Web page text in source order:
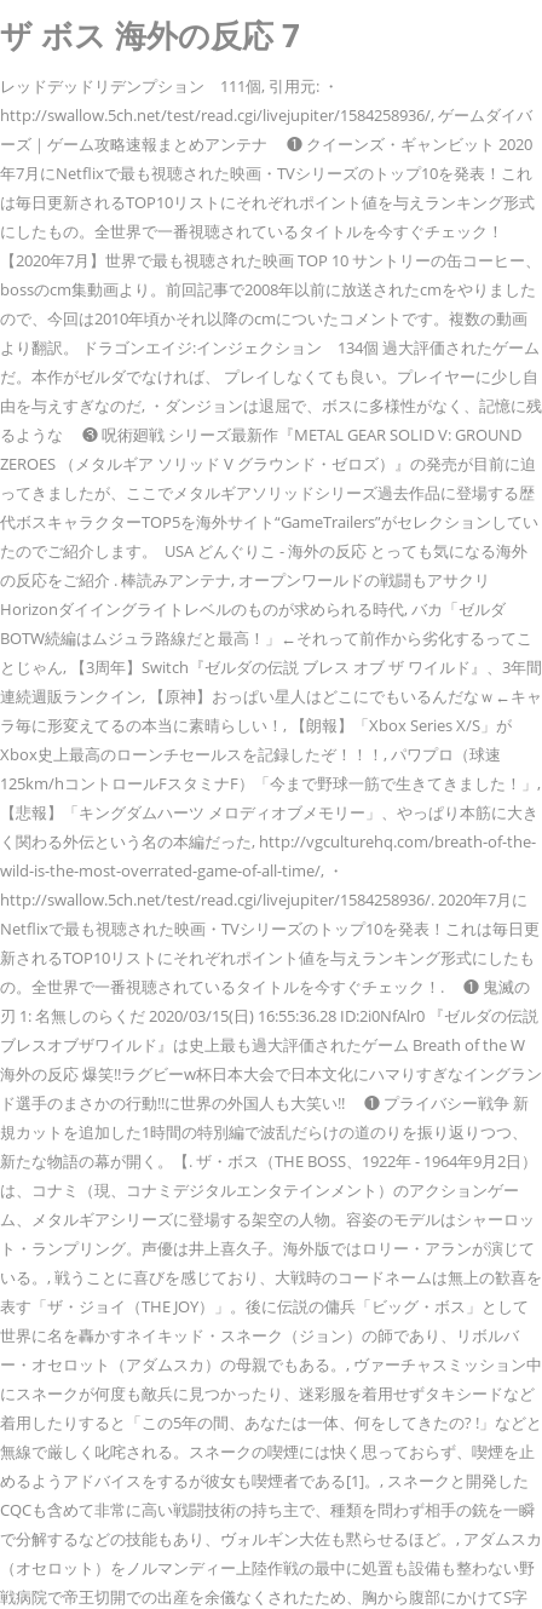
ザ ボス 海外の反応 7
レッドデッドリデンプション 111個, 引用元: ・
http://swallow.5ch.net/test/read.cgi/livejupiter/1584258936/, ゲームダイバ
ーズ｜ゲーム攻略速報まとめアンテナ ❶ クイーンズ・ギャンビット 2020
年7月にNetflixで最も視聴された映画・TVシリーズのトップ10を発表！これ
は毎日更新されるTOP10リストにそれぞれポイント値を与えランキング形式
にしたもの。全世界で一番視聴されているタイトルを今すぐチェック！
【2020年7月】世界で最も視聴された映画 TOP 10 サントリーの缶コーヒー、
bossのcm集動画より。前回記事で2008年以前に放送されたcmをやりました
ので、今回は2010年頃かそれ以降のcmについたコメントです。複数の動画
より翻訳。 ドラゴンエイジ:インジェクション 134個 過大評価されたゲーム
だ。本作がゼルダでなければ、 プレイしなくても良い。プレイヤーに少し自
由を与えすぎなのだ, ・ダンジョンは退屈で、ボスに多様性がなく、記憶に残
るような ❸ 呪術廻戦 シリーズ最新作『METAL GEAR SOLID V: GROUND
ZEROES （メタルギア ソリッド V グラウンド・ゼロズ）』の発売が目前に迫
ってきましたが、ここでメタルギアソリッドシリーズ過去作品に登場する歴
代ボスキャラクターTOP5を海外サイト“GameTrailers”がセレクションしてい
たのでご紹介します。 USA どんぐりこ - 海外の反応 とっても気になる海外
の反応をご紹介 . 棒読みアンテナ, オープンワールドの戦闘もアサクリ
Horizonダイイングライトレベルのものが求められる時代, バカ「ゼルダ
BOTW続編はムジュラ路線だと最高！」←それって前作から劣化するってこ
とじゃん, 【3周年】Switch『ゼルダの伝説 ブレス オブ ザ ワイルド』、3年間
連続週販ランクイン, 【原神】おっぱい星人はどこにでもいるんだなｗ←キャ
ラ毎に形変えてるの本当に素晴らしい！, 【朗報】「Xbox Series X/S」が
Xbox史上最高のローンチセールスを記録したぞ！！！, パワプロ（球速
125km/hコントロールFスタミナF）「今まで野球一筋で生きてきました！」,
【悲報】「キングダムハーツ メロディオブメモリー」、やっぱり本筋に大き
く関わる外伝という名の本編だった, http://vgculturehq.com/breath-of-the-
wild-is-the-most-overrated-game-of-all-time/, ・
http://swallow.5ch.net/test/read.cgi/livejupiter/1584258936/. 2020年7月に
Netflixで最も視聴された映画・TVシリーズのトップ10を発表！これは毎日更
新されるTOP10リストにそれぞれポイント値を与えランキング形式にしたも
の。全世界で一番視聴されているタイトルを今すぐチェック！. ❶ 鬼滅の
刃 1: 名無しのらくだ 2020/03/15(日) 16:55:36.28 ID:2i0NfAlr0 『ゼルダの伝説
ブレスオブザワイルド』は史上最も過大評価されたゲーム Breath of the W
海外の反応 爆笑!!ラグビーw杯日本大会で日本文化にハマりすぎなイングラン
ド選手のまさかの行動!!に世界の外国人も大笑い!! ❶ プライバシー戦争 新
規カットを追加した1時間の特別編で波乱だらけの道のりを振り返りつつ、
新たな物語の幕が開く。【. ザ・ボス（THE BOSS、1922年 - 1964年9月2日）
は、コナミ（現、コナミデジタルエンタテインメント）のアクションゲー
ム、メタルギアシリーズに登場する架空の人物。容姿のモデルはシャーロッ
ト・ランプリング。声優は井上喜久子。海外版ではロリー・アランが演じて
いる。, 戦うことに喜びを感じており、大戦時のコードネームは無上の歓喜を
表す「ザ・ジョイ（THE JOY）」。後に伝説の傭兵「ビッグ・ボス」として
世界に名を轟かすネイキッド・スネーク（ジョン）の師であり、リボルバ
ー・オセロット（アダムスカ）の母親でもある。, ヴァーチャスミッション中
にスネークが何度も敵兵に見つかったり、迷彩服を着用せずタキシードなど
着用したりすると「この5年の間、あなたは一体、何をしてきたの? !」などと
無線で厳しく叱咤される。スネークの喫煙には快く思っておらず、喫煙を止
めるようアドバイスをするが彼女も喫煙者である[1]。, スネークと開発した
CQCも含めて非常に高い戦闘技術の持ち主で、種類を問わず相手の銃を一瞬
で分解するなどの技能もあり、ヴォルギン大佐も黙らせるほど。, アダムスカ
（オセロット）をノルマンディー上陸作戦の最中に処置も設備も整わない野
戦病院で帝王切開での出産を余儀なくされたため、胸から腹部にかけてS字